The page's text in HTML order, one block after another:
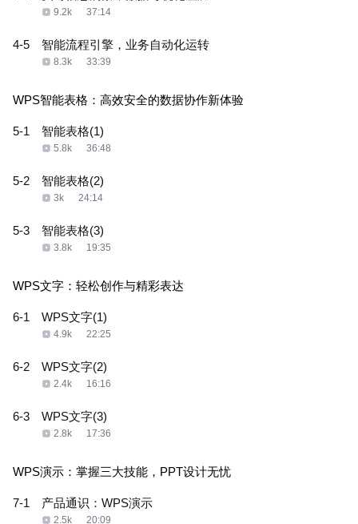
9.2k 37:14
4-5 智能流程引擎，业务自动化运转
8.3k 33:39
WPS智能表格：高效安全的数据协作新体验
5-1 智能表格(1)
5.8k 36:48
5-2 智能表格(2)
3k 24:14
5-3 智能表格(3)
3.8k 19:35
WPS文字：轻松创作与精彩表达
6-1 WPS文字(1)
4.9k 22:25
6-2 WPS文字(2)
2.4k 16:16
6-3 WPS文字(3)
2.8k 17:36
WPS演示：掌握三大技能，PPT设计无忧
7-1 产品通识：WPS演示
2.5k 20:09